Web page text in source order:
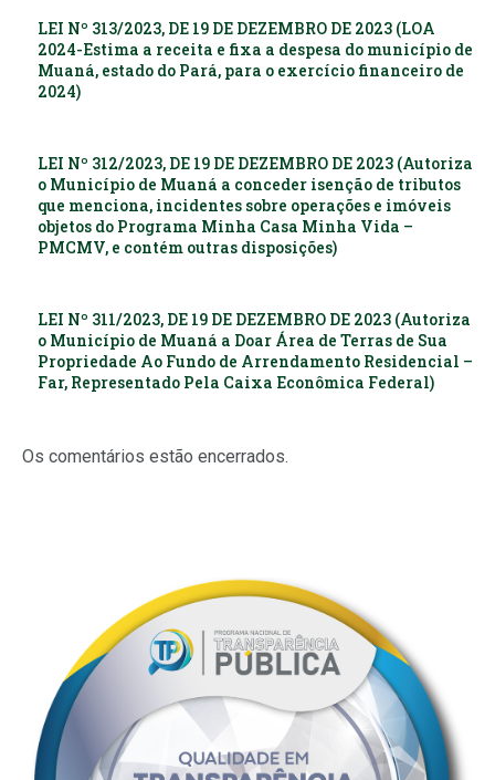
LEI Nº 313/2023, DE 19 DE DEZEMBRO DE 2023 (LOA
2024-Estima a receita e fixa a despesa do município de
Muaná, estado do Pará, para o exercício financeiro de
2024)
LEI Nº 312/2023, DE 19 DE DEZEMBRO DE 2023 (Autoriza
o Município de Muaná a conceder isenção de tributos
que menciona, incidentes sobre operações e imóveis
objetos do Programa Minha Casa Minha Vida –
PMCMV, e contém outras disposições)
LEI Nº 311/2023, DE 19 DE DEZEMBRO DE 2023 (Autoriza
o Município de Muaná a Doar Área de Terras de Sua
Propriedade Ao Fundo de Arrendamento Residencial –
Far, Representado Pela Caixa Econômica Federal)
Os comentários estão encerrados.